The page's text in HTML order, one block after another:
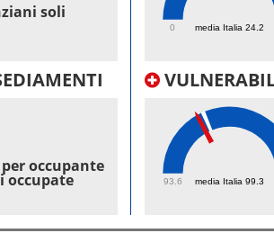
soli
occupante
occupate
media Italia 24.2
0
media Italia 99.3
93.6